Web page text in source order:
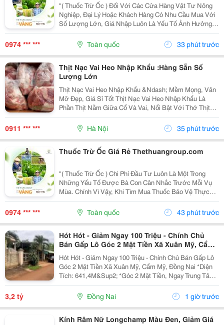
"( Thuốc Trừ Ốc ) Đối Với Các Cửa Hàng Vật Tư Nông
Nghiệp, Đại Lý Hoặc Khách Hàng Có Nhu Cầu Mua Với
Số Lượng Lớn, Giá Nhập Luôn Là Yếu Tố Ảnh Hưởng
Trực Tiếp Đến Hiệu Quả Kinh Doanh. Tuy Nhiên, Một
Nguồn Hàng Tốt Không Chỉ Dừng Lại Ở Mức Giá
Cạnh...
0974 *** *** Toàn quốc 33 phút trước
Thịt Nạc Vai Heo Nhập Khẩu :Hàng Sẵn Số
Lượng Lớn
Thịt Nạc Vai Heo Nhập Khẩu &Ndash; Mềm Mọng, Vân
Mỡ Đẹp, Giá Sỉ Tốt Thịt Nạc Vai Heo Nhập Khẩu Là
Phần Thịt Nằm Giữa Cổ Và Vai, Nổi Bật Với Thớ Thịt
Săn Chắc, Tỷ Lệ Nạc Cao Và Các Vân Mỡ Mảnh Phân
Bố Tự Nhiên . Sự Kết Hợp Hài Hòa Giữa Nạc Và Mỡ...
0911 *** *** Hà Nội 35 phút trước
Thuốc Trừ Ốc Giá Rẻ Thethuangroup.com
"( Thuốc Trừ Ốc ) Chi Phí Đầu Tư Luôn Là Một Trong
Những Yếu Tố Được Bà Con Cân Nhắc Trước Mỗi Vụ
Mùa. Chính Vì Vậy, Khi Tìm Mua Thuốc Bảo Vệ Thực
Vật, Nhiều Người Thường Ưu Tiên Những Sản Phẩm
Có Mức Giá Hợp Lý Để Tiết Kiệm Ngân Sách. Tuy
Nhiên, Giá...
0974 *** *** Toàn quốc 43 phút trước
Hót Hót - Giảm Ngay 100 Triệu - Chính Chủ
Bán Gấp Lô Góc 2 Mặt Tiền Xã Xuân Mỹ, Cẩm
Mỹ, Đồng Nai
Hót Hót - Giảm Ngay 100 Triệu - Chính Chủ Bán Gấp Lô
Góc 2 Mặt Tiền Xã Xuân Mỹ, Cẩm Mỹ, Đồng Nai *Diện
Tích: 641,4M&Sup2; *Góc 2 Mặt Tiền, Ngay Trung Tâm,
Thuận Tiện Kinh Doanh Đa Ngành Nghề. Cách Quốc Lộ
764 Chỉ Khoảng 400M. *Pháp Lý Sổ Hồng...
3,2 tỷ Đồng Nai 1 giờ trước
Kính Râm Nữ Longchamp Màu Đen, Giảm Giá